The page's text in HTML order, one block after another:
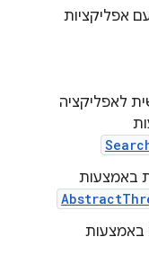
אפליקציות
לאפליקציה
באמצעות